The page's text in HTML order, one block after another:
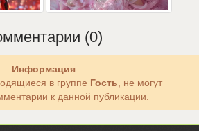
(0)
Информация
в группе Гость , не могут
к данной публикации.